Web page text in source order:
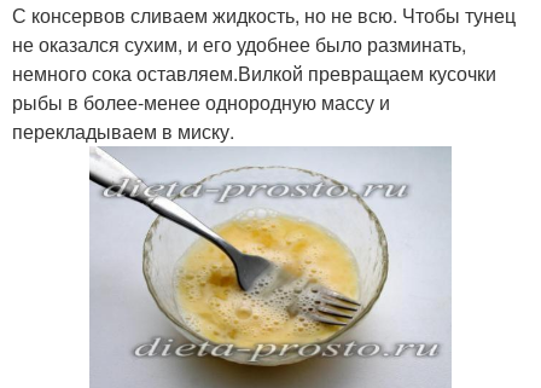
С консервов сливаем жидкость, но не всю. Чтобы тунец
не оказался сухим, и его удобнее было разминать,
немного сока оставляем.Вилкой превращаем кусочки
рыбы в более-менее однородную массу и
перекладываем в миску.